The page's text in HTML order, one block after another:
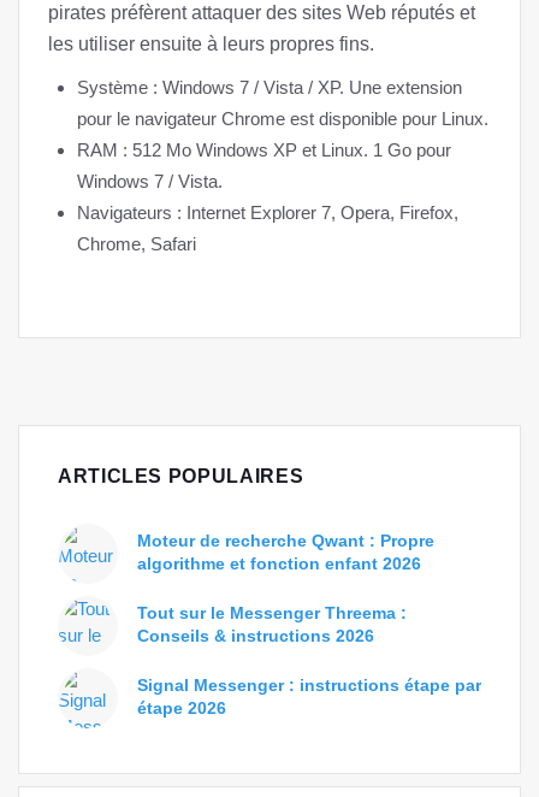
pirates préfèrent attaquer des sites Web réputés et
les utiliser ensuite à leurs propres fins.
Système : Windows 7 / Vista / XP. Une extension
pour le navigateur Chrome est disponible pour Linux.
RAM : 512 Mo Windows XP et Linux. 1 Go pour
Windows 7 / Vista.
Navigateurs : Internet Explorer 7, Opera, Firefox,
Chrome, Safari
ARTICLES POPULAIRES
Moteur de recherche Qwant : Propre
algorithme et fonction enfant 2026
Tout sur le Messenger Threema :
Conseils & instructions 2026
Signal Messenger : instructions étape par
étape 2026